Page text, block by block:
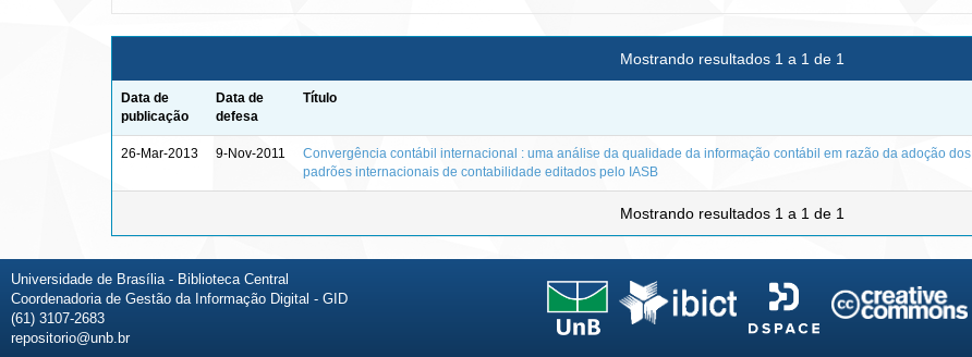
Mostrando resultados 1 a 1 de 1
Data de
publicação
Data de
defesa
Título
26-Mar-2013 9-Nov-2011
Convergência contábil internacional : uma análise da qualidade da informação contábil em razão da adoção dos
padrões internacionais de contabilidade editados pelo IASB
Mostrando resultados 1 a 1 de 1
Universidade de Brasília - Biblioteca Central
Coordenadoria de Gestão da Informação Digital - GID
(61) 3107-2683
repositorio@unb.br